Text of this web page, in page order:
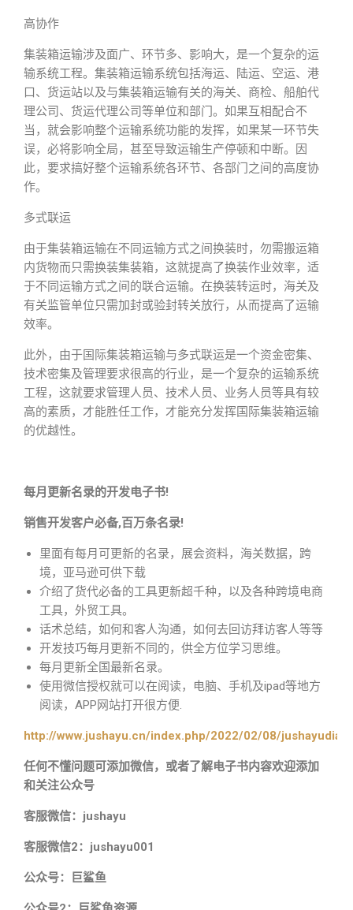
高协作
集装箱运输涉及面广、环节多、影响大，是一个复杂的运
输系统工程。集装箱运输系统包括海运、陆运、空运、港
口、货运站以及与集装箱运输有关的海关、商检、船舶代
理公司、货运代理公司等单位和部门。如果互相配合不
当，就会影响整个运输系统功能的发挥，如果某一环节失
误，必将影响全局，甚至导致运输生产停顿和中断。因
此，要求搞好整个运输系统各环节、各部门之间的高度协
作。
多式联运
由于集装箱运输在不同运输方式之间换装时，勿需搬运箱
内货物而只需换装集装箱，这就提高了换装作业效率，适
于不同运输方式之间的联合运输。在换装转运时，海关及
有关监管单位只需加封或验封转关放行，从而提高了运输
效率。
此外，由于国际集装箱运输与多式联运是一个资金密集、
技术密集及管理要求很高的行业，是一个复杂的运输系统
工程，这就要求管理人员、技术人员、业务人员等具有较
高的素质，才能胜任工作，才能充分发挥国际集装箱运输
的优越性。
每月更新名录的开发电子书!
销售开发客户必备,百万条名录!
里面有每月可更新的名录，展会资料，海关数据，跨
境，亚马逊可供下载
介绍了货代必备的工具更新超千种，以及各种跨境电商
工具，外贸工具。
话术总结，如何和客人沟通，如何去回访拜访客人等等
开发技巧每月更新不同的，供全方位学习思维。
每月更新全国最新名录。
使用微信授权就可以在阅读，电脑、手机及ipad等地方
阅读，APP网站打开很方便.
http://www.jushayu.cn/index.php/2022/02/08/
任何不懂问题可添加微信，或者了解电子书内容欢迎添加
和关注公众号
客服微信：jushayu
客服微信2：jushayu001
公众号：巨鲨鱼